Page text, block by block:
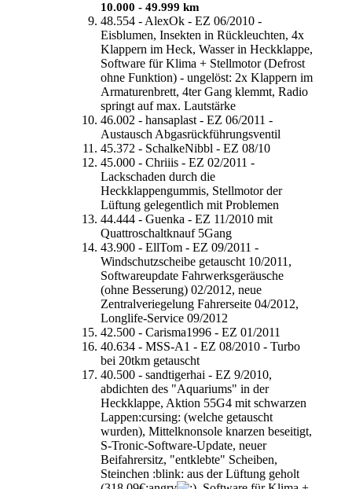
10.000 - 49.999 km
48.554 - AlexOk - EZ 06/2010 -
Eisblumen, Insekten in Rückleuchten, 4x
Klappern im Heck, Wasser in Heckklappe,
Software für Klima + Stellmotor (Defrost
ohne Funktion) - ungelöst: 2x Klappern im
Armaturenbrett, 4ter Gang klemmt, Radio
springt auf max. Lautstärke
46.002 - hansaplast - EZ 06/2011 -
Austausch Abgasrückführungsventil
45.372 - SchalkeNibbl - EZ 08/10
45.000 - Chriiis - EZ 02/2011 -
Lackschaden durch die
Heckklappengummis, Stellmotor der
Lüftung gelegentlich mit Problemen
44.444 - Guenka - EZ 11/2010 mit
Quattroschaltknauf 5Gang
43.900 - EllTom - EZ 09/2011 -
Windschutzscheibe getauscht 10/2011,
Softwareupdate Fahrwerksgeräusche
(ohne Besserung) 02/2012, neue
Zentralveriegelung Fahrerseite 04/2012,
Longlife-Service 09/2012
42.500 - Carisma1996 - EZ 01/2011
40.634 - MSS-A1 - EZ 08/2010 - Turbo
bei 20tkm getauscht
40.500 - sandtigerhai - EZ 9/2010,
abdichten des "Aquariums" in der
Heckklappe, Aktion 55G4 mit schwarzen
Lappen:cursing: (welche getauscht
wurden), Mittelknonsole knarzen beseitigt,
S-Tronic-Software-Update, neuer
Beifahrersitz, "entklebte" Scheiben,
Steinchen :blink: aus der Lüftung geholt